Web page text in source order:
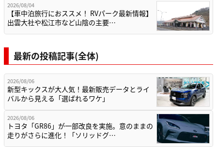
2026/08/04
【車中泊旅行におススメ！ RVパーク最新情報】
出雲大社や松江市など山陰の主要…
最新の投稿記事(全体)
2026/08/06
新型キックスが大人気！最新販売データとライ
バルから見える「選ばれるワケ」
2026/08/06
トヨタ「GR86」が一部改良を実施。意のままの
走りがさらに進化！「ソリッドグ…